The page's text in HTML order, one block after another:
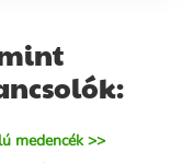
medencék >>